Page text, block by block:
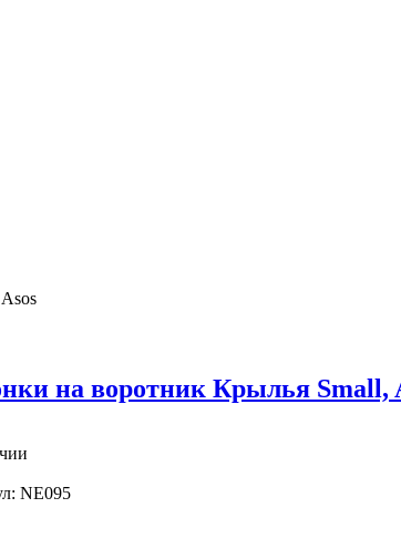
на воротник Крылья Small,
NE095